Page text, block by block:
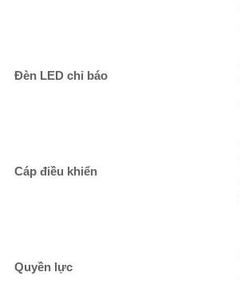
Đèn LED chỉ báo
Cáp điều khiển
Quyền lực